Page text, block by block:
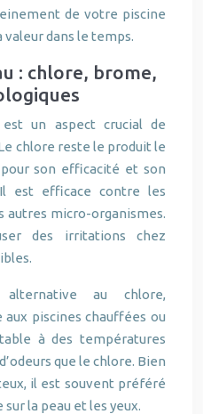
de votre piscine
valeur dans le temps.
: chlore, brome,
un aspect crucial de
chlore reste le produit le
son efficacité et son
est efficace contre les
autres micro-organismes.
des irritations chez
au chlore,
piscines chauffées ou
à des températures
que le chlore. Bien
il est souvent préféré
la peau et les yeux.